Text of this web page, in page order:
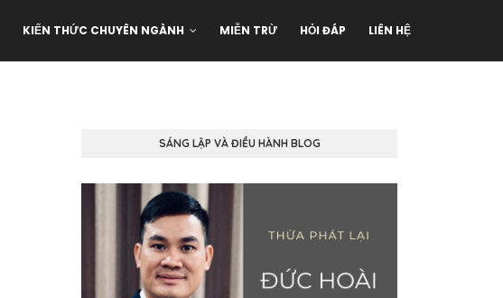
KIẾN THỨC CHUYÊN NGÀNH MIỄN TRỪ HỎI ĐÁP LIÊN HỆ
SÁNG LẬP VÀ ĐIỀU HÀNH BLOG